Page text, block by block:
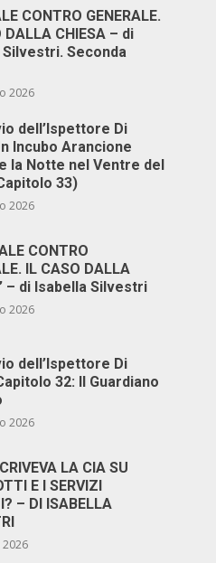
CONTRO GENERALE.
DALLA CHIESA – di
Silvestri. Seconda
2026
dell’Ispettore Di
Incubo Arancione
la Notte nel Ventre del
33)
2026
CONTRO
IL CASO DALLA
– di Isabella Silvestri
2026
dell’Ispettore Di
32: Il Guardiano
2026
LA CIA SU
E I SERVIZI
– DI ISABELLA
2026